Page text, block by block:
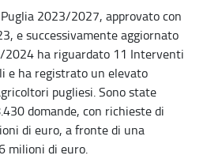
2023/2027, approvato con
e successivamente aggiornato
2024 ha riguardato 11 Interventi
e ha registrato un elevato
pugliesi. Sono state
domande, con richieste di
di euro, a fronte di una
milioni di euro.